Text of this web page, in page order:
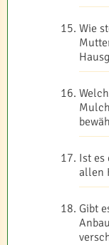
Wie
Ist es
allen
Gibt